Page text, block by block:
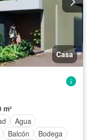
Casa
m²
Agua
Balcón
Bodega